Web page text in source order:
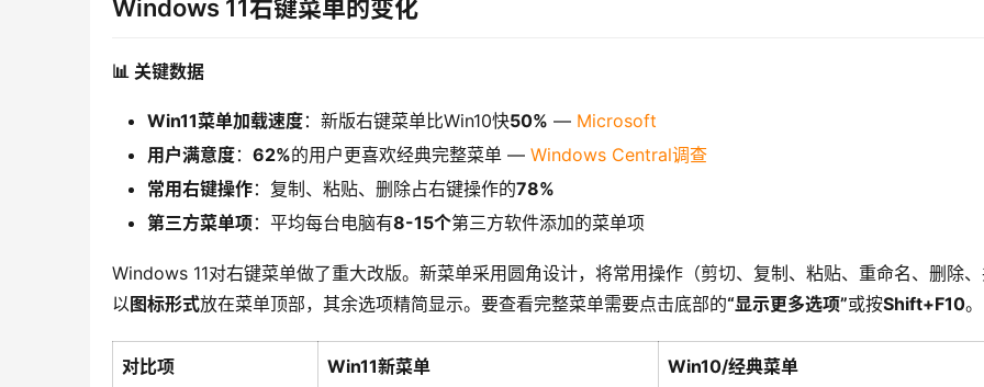
Windows 11右键菜单的变化
📊 关键数据
Win11菜单加载速度：新版右键菜单比Win10快50% — Microsoft
用户满意度： 62%的用户更喜欢经典完整菜单 — Windows Central调查
常用右键操作：复制、粘贴、删除占右键操作的78%
第三方菜单项：平均每台电脑有8-15个第三方软件添加的菜单项
Windows 11对右键菜单做了重大改版。新菜单采用圆角设计，将常用操作（剪切、复制、粘贴、重命名、删除
以图标形式放在菜单顶部，其余选项精简显示。要查看完整菜单需要点击底部的“显示更多选项”或按Shift+F10。
对比项 Win11新菜单 Win10/经典菜单